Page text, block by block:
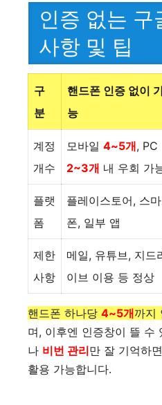
인증 없는 구
사항 및 팁
구
분
핸드폰 인증 없이
능
계정
개수
모바일 4~5개, PC
2~3개 내 우회 가
플랫
폼
플레이스토어, 스
폰, 일부 앱
제한
사항
메일, 유튜브, 지드
이브 이용 등 정상
핸드폰 하나당 4~5개까지
며, 이후엔 인증창이 뜰 수
나 비번 관리만 잘 기억하
활용 가능합니다.